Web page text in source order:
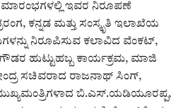
ಇವರ ನಿರೂಪಣೆ
ಕನ್ನಡ ಮತ್ತು ಸಂಸ್ಕೃತಿ ಇಲಾಖೆಯ
ನಿರೂಪಿಸುವ ಕಲಾವಿದ ವೆಂಕಟ್,
ಹುಟ್ಟುಹಬ್ಬ ಕಾರ್ಯಕ್ರಮ, ಮಾಜಿ
ಸಚಿವರಾದ ರಾಜನಾಥ್ ಸಿಂಗ್,
ಬಿ.ಎಸ್.ಯಡಿಯೂರಪ್ಪ,